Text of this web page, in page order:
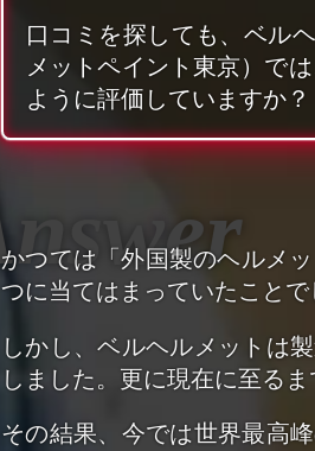
口コミを探しても、ベル
メットペイント東京）で
ように評価していますか？
かつては「外国製のヘルメ
つに当てはまっていたことで
しかし、ベルヘルメットは
しました。更に現在に至る
その結果、今では世界最高